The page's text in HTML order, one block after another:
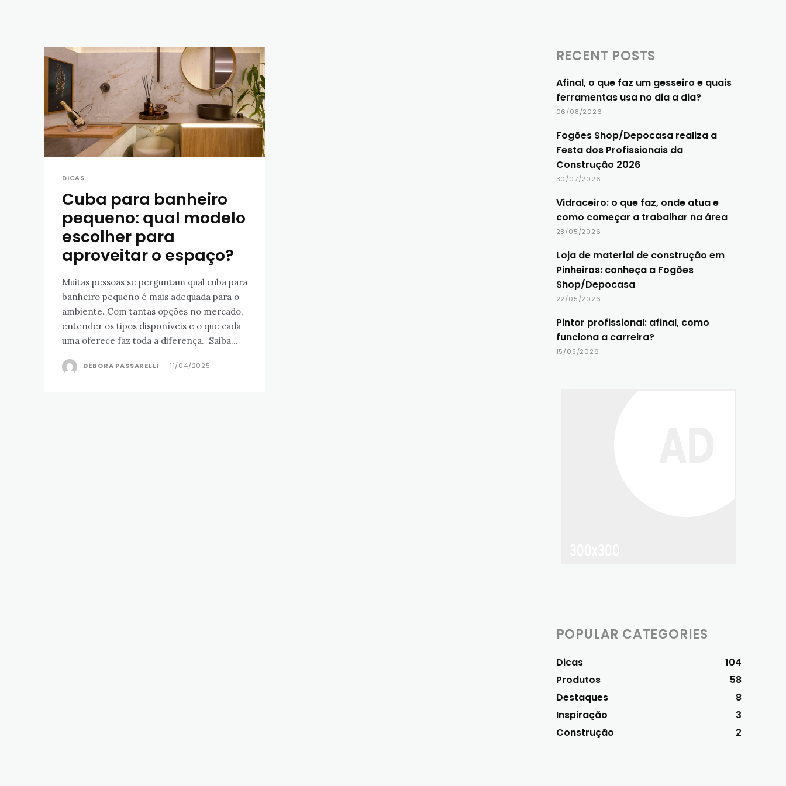
DICAS
Cuba para banheiro
pequeno: qual modelo
escolher para
aproveitar o espaço?
Muitas pessoas se perguntam qual cuba para
banheiro pequeno é mais adequada para o
ambiente. Com tantas opções no mercado,
entender os tipos disponíveis e o que cada
uma oferece faz toda a diferença. Saiba...
DÉBORA PASSARELLI - 11/04/2025
RECENT POSTS
Afinal, o que faz um gesseiro e quais
ferramentas usa no dia a dia?
06/08/2026
Fogões Shop/Depocasa realiza a
Festa dos Profissionais da
Construção 2026
30/07/2026
Vidraceiro: o que faz, onde atua e
como começar a trabalhar na área
28/05/2026
Loja de material de construção em
Pinheiros: conheça a Fogões
Shop/Depocasa
22/05/2026
Pintor profissional: afinal, como
funciona a carreira?
15/05/2026
POPULAR CATEGORIES
Dicas
104
Produtos
58
Destaques
8
Inspiração
3
Construção
2